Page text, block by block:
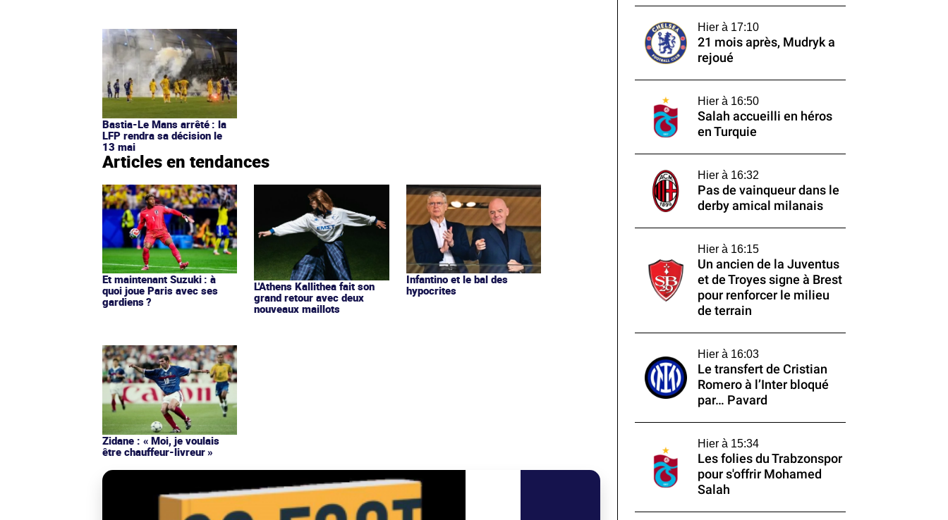
Bastia-Le Mans arrêté : la
LFP rendra sa décision le
13 mai
Articles en tendances
Et maintenant Suzuki : à
quoi joue Paris avec ses
gardiens ?
L'Athens Kallithea fait son
grand retour avec deux
nouveaux maillots
Infantino et le bal des
hypocrites
Zidane : « Moi, je voulais
être chauffeur-livreur »
Hier à 17:10
21 mois après, Mudryk a
rejoué
Hier à 16:50
Salah accueilli en héros
en Turquie
Hier à 16:32
Pas de vainqueur dans le
derby amical milanais
Hier à 16:15
Un ancien de la Juventus
et de Troyes signe à Brest
pour renforcer le milieu
de terrain
Hier à 16:03
Le transfert de Cristian
Romero à l’Inter bloqué
par… Pavard
Hier à 15:34
Les folies du Trabzonspor
pour s'offrir Mohamed
Salah